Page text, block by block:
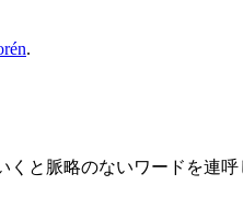
.
くと脈略のないワードを連呼